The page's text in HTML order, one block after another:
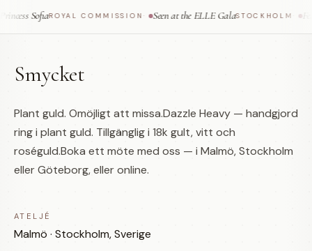
SofiaROYAL COMMISSION· Seen at the ELLE GalaSTOCKHOLM ·
Smycket
Plant guld. Omöjligt att missa.Dazzle Heavy — handgjord
ring i plant guld. Tillgänglig i 18k gult, vitt och
roséguld.Boka ett möte med oss — i Malmö, Stockholm
eller Göteborg, eller online.
ATELJÉ
Malmö · Stockholm, Sverige